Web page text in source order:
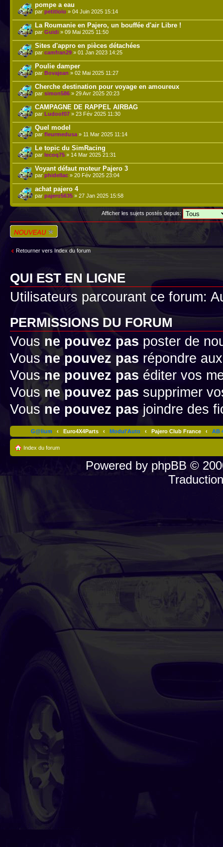
pompe a eau
par petitlolo » 04 Juin 2025 15:14
La Roumanie en Pajero, un bouffée d'air Libre !
par Guidi » 09 Mai 2025 11:50
Sites d'appro en pièces détachées
par camfran29 » 01 Jan 2023 14:25
Poulie damper
par Bovajean » 02 Mai 2025 11:27
Cherche destination pour voyage en amoureux
par simon586 » 29 Avr 2025 20:23
CAMPAGNE DE RAPPEL AIRBAG
par Ludoof07 » 23 Fév 2025 11:30
Quel model
par fleurmedusa » 11 Mar 2025 11:14
Le topic du SimRacing
par lecoq75 » 14 Mar 2025 21:31
Voyant défaut moteur Pajero 3
par phidellac » 20 Fév 2025 23:04
achat pajero 4
par pajero5635 » 27 Jan 2025 15:58
Afficher les sujets postés depuis:
Écrire un nouveau
sujet
Retourner vers Index du forum
QUI EST EN LIGNE
Utilisateurs parcourant ce forum:
PERMISSIONS DU FORUM
Vous ne pouvez pas poster de
Vous ne pouvez pas répondre
Vousne pouvez pas éditer vos
Vousne pouvez pas supprimer
Vous ne pouvez pas joindre des
G@lium ‹ Euro4X4Parts ‹ Modul'Auto ‹ Pajero Club France ‹ AB
Index du forum
Powered by phpBB ©